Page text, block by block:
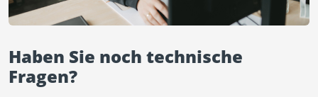
Haben Sie noch technische
Fragen?